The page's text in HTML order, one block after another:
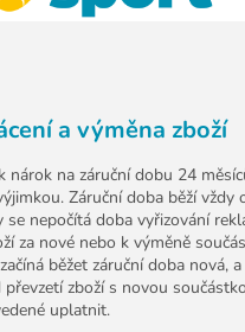
a výměna zboží
nárok na záruční dobu 24
Záruční doba běží vždy
se nepočítá doba vyřizování
za nové nebo k výměně
běžet záruční doba nová,
zboží s novou
uplatnit.